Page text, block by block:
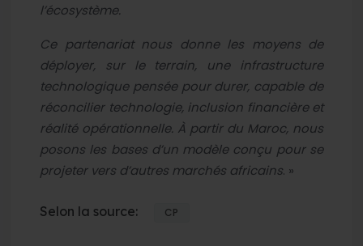
l’écosystème.
Ce partenariat nous donne les moyens de
déployer, sur le terrain, une infrastructure
technologique pensée pour durer, capable de
réconcilier technologie, inclusion financière et
réalité opérationnelle. À partir du Maroc, nous
posons les bases d’un modèle conçu pour se
projeter vers d’autres marchés africains. »
Selon la source: CP